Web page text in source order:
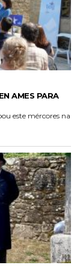
AMES PARA
este mércores na